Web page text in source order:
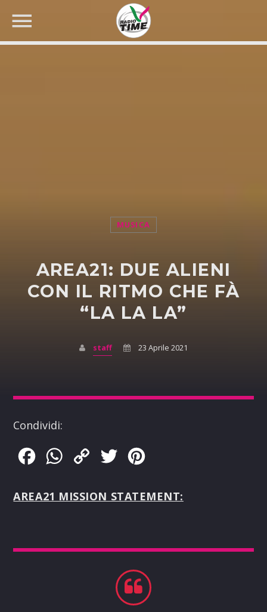
MUSICA
AREA21: DUE ALIENI
CON IL RITMO CHE FÀ
“LA LA LA”
staff 23 Aprile 2021
Condividi:
FacebookWhatsApp
Copy
Twitter
AREA21 MISSION STATEMENT: